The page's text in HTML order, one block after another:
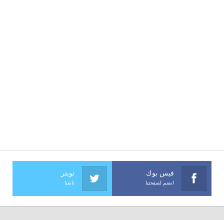
فيس بوك
انضم لصفحتنا
تويتر
تابعنا